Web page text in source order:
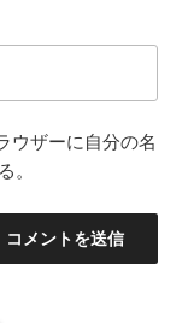
ウザーに自分の名
。